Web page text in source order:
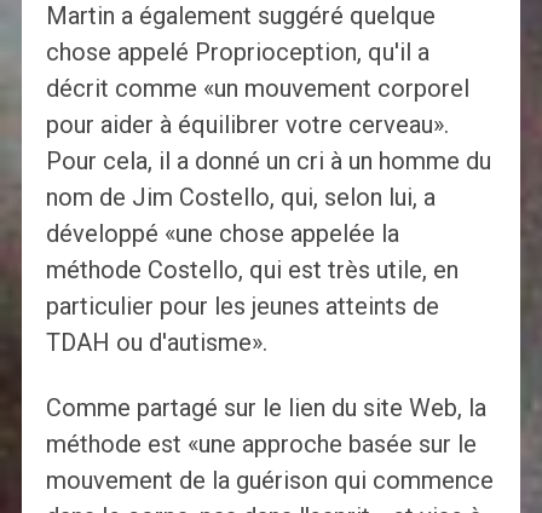
Martin a également suggéré quelque
chose appelé Proprioception, qu'il a
décrit comme «un mouvement corporel
pour aider à équilibrer votre cerveau».
Pour cela, il a donné un cri à un homme du
nom de Jim Costello, qui, selon lui, a
développé «une chose appelée la
méthode Costello, qui est très utile, en
particulier pour les jeunes atteints de
TDAH ou d'autisme».
Comme partagé sur le lien du site Web, la
méthode est «une approche basée sur le
mouvement de la guérison qui commence